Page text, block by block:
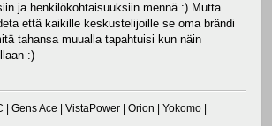
ja henkilökohtaisuuksiin mennä :) Mutta
että kaikille keskustelijoille se oma brändi
tahansa muualla tapahtuisi kun näin
:)
| Gens Ace | VistaPower | Orion | Yokomo |